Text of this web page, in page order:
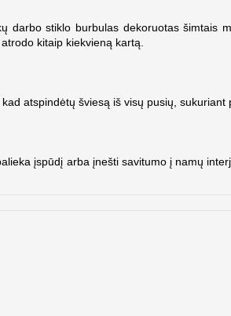
darbo stiklo burbulas dekoruotas
kitaip kiekvieną kartą.
atspindėtų šviesą iš visų pusių,
įspūdį arba įnešti savitumo į namų